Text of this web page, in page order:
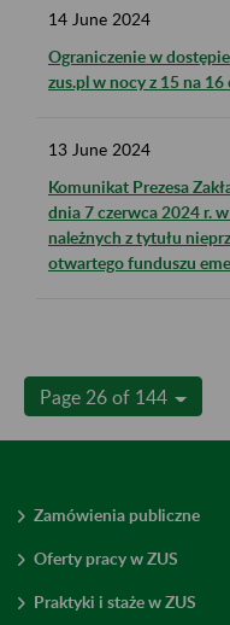
14 June 2024
Ograniczenie w
zus.pl w nocy z 15 na 16
13 June 2024
Komunikat Prezesa
dnia 7 czerwca 2024 r.
należnych z tytułu
otwartego funduszu
Page 26 of 144
Zamówienia publiczne
Oferty pracy w ZUS
Praktyki i staże w ZUS